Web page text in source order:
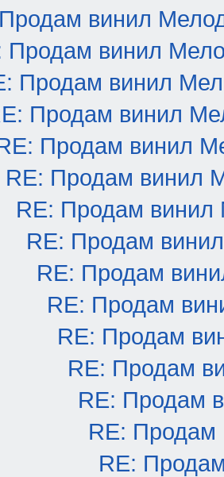
винил
Продам винил
Продам винил
Продам винил
Продам винил
RE: Продам винил
RE: Продам винил
RE: Продам
RE: Продам
RE: Продам
RE: Продам
RE: Продам
RE: Продам
RE: Продам
RE: